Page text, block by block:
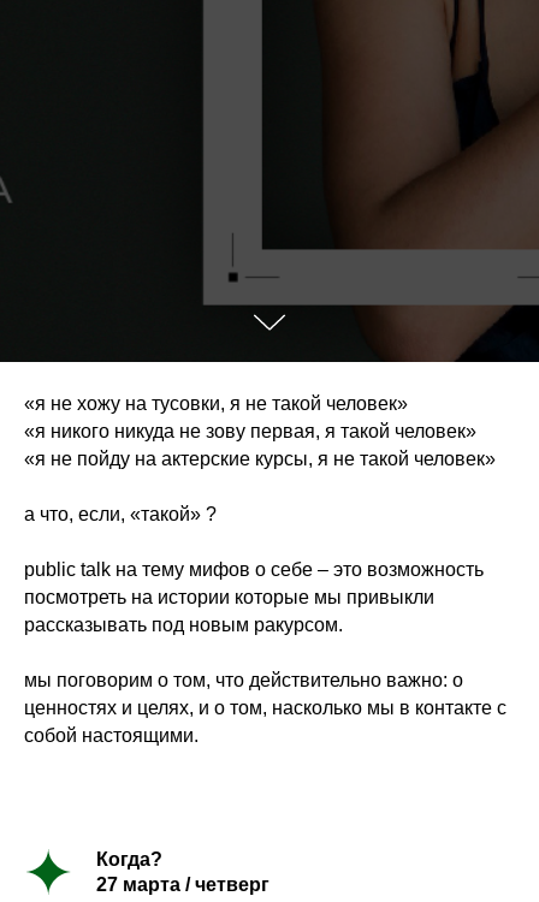
«я не хожу на тусовки, я не такой человек»
«я никого никуда не зову первая, я такой человек»
«я не пойду на актерские курсы, я не такой человек»
а что, если, «такой» ?
public talk на тему мифов о себе – это возможность
посмотреть на истории которые мы привыкли
рассказывать под новым ракурсом.
мы поговорим о том, что действительно важно: о
ценностях и целях, и о том, насколько мы в контакте с
собой настоящими.
Когда?
27 марта / четверг